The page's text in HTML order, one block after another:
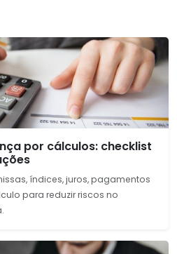
por cálculos: checklist
índices, juros, pagamentos
para reduzir riscos no